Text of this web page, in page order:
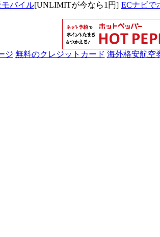
バイル[UNLIMITが今なら1円] ECナビで
ジ 無料のクレジットカード 海外格安航空